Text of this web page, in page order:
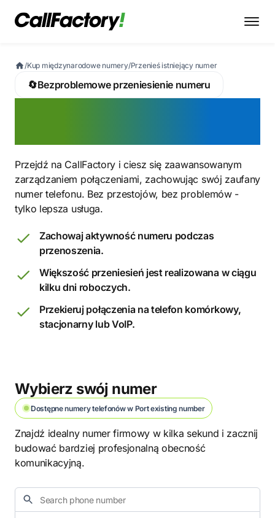
/Kup międzynarodowe numery/Przenieś istniejący numer
🔄Bezproblemowe przeniesienie numeru
Przejdź na CallFactory i ciesz się zaawansowanym
zarządzaniem połączeniami, zachowując swój zaufany
numer telefonu. Bez przestojów, bez problemów -
tylko lepsza usługa.
Zachowaj aktywność numeru podczas
przenoszenia.
Większość przeniesień jest realizowana w ciągu
kilku dni roboczych.
Przekieruj połączenia na telefon komórkowy,
stacjonarny lub VoIP.
Wybierz swój numer
Dostępne numery telefonów w Port existing number
Znajdź idealny numer firmowy w kilka sekund i zacznij
budować bardziej profesjonalną obecność
komunikacyjną.